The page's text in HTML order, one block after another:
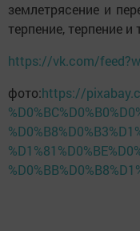
землетрясение и
терпение, терпение и
https://vk.com/
фото:https://